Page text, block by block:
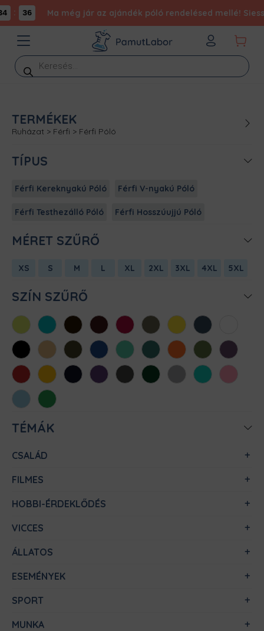
36 Ma még jár az ajándék póló rendelésed mellé!
Products
search
TERMÉKEK
Ruházat > Férfi > Férfi Póló
TÍPUS
Férfi Kereknyakú Póló Férfi V-nyakú Póló
Férfi Testhezálló Póló Férfi Hosszúujjú Póló
MÉRET SZŰRŐ
XS S M L XL 2XL 3XL 4XL 5XL
SZÍN SZŰRŐ
AlmazöldAtollkékBarnaBordóChili Cink Citromsárga
Denim
FeketeHomokKhaki KirálykékMentaMéregzöld
NarancsOliva Padlizsán
Piros SárgaSötétkékSötétlilaSötétszürke
SötétzöldSportszürke
Türkiz
Világos
rózsaszín
Világoskék
Zöld
TÉMÁK
CSALÁD
FILMES
HOBBI-ÉRDEKLŐDÉS
VICCES
ÁLLATOS
ESEMÉNYEK
SPORT
MUNKA